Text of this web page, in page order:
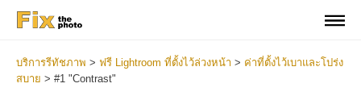
บริการรีทัชภาพ > ฟรี Lightroom ที่ตั้งไว้ล่วงหน้า > ค่าที่ตั้งไว้เบาและโปร่ง
สบาย > #1 "Contrast"